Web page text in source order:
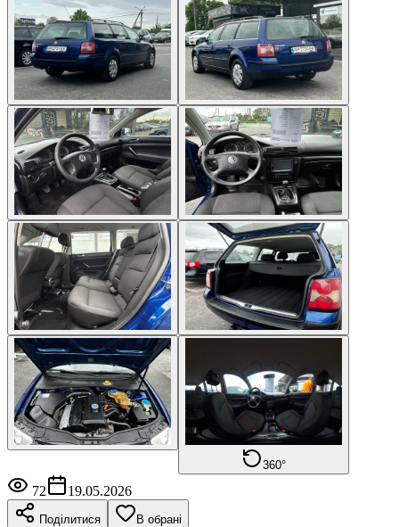
360°
72 19.05.2026
Поділитися В обрані